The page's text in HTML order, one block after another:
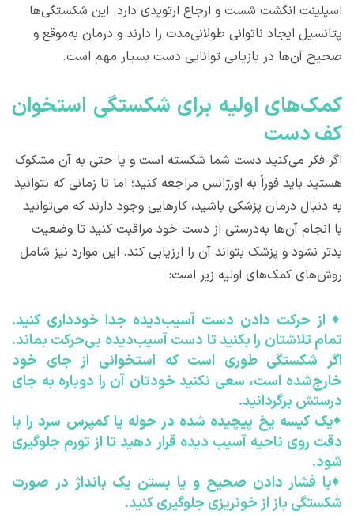
اسپلینت انگشت شست و ارجاع ارتوپدی دارد. این شکستگی‌ها
پتانسیل ایجاد ناتوانی طولانی‌مدت را دارند و درمان به‌موقع و
صحیح آن‌ها در بازیابی توانایی دست بسیار مهم است.
کمک‌های اولیه برای شکستگی استخوان
کف دست
اگر فکر می‌کنید دست شما شکسته است و یا حتی به آن مشکوک
هستید باید فوراً به اورژانس مراجعه کنید؛ اما تا زمانی که نتوانید
به دنبال درمان پزشکی باشید، کارهایی وجود دارند که می‌توانید
با انجام آن‌ها به‌درستی از دست خود مراقبت کنید تا وضعیت
بدتر نشود و پزشک بتواند آن را ارزیابی کند. این موارد نیز شامل
روش‌های کمک‌های اولیه زیر است:
♦ از حرکت دادن دست آسیب‌دیده جدا خودداری کنید.
تمام تلاشتان را بکنید تا دست آسیب‌دیده بی‌حرکت بماند.
اگر شکستگی طوری است که استخوانی از جای خود
خارج‌شده است، سعی نکنید خودتان آن را دوباره به جای
درستش برگردانید.
♦یک کیسه یخ پیچیده شده در حوله یا کمپرس سرد را با
دقت روی ناحیه آسیب دیده قرار دهید تا از تورم جلوگیری
شود.
♦با فشار دادن صحیح و یا بستن یک بانداژ در صورت
شکستگی باز از خونریزی جلوگیری کنید.